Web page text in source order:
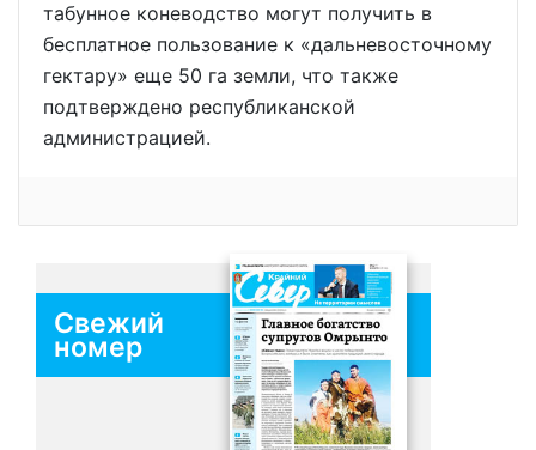
табунное коневодство могут получить в
бесплатное пользование к «дальневосточному
гектару» еще 50 га земли, что также
подтверждено республиканской
администрацией.
Свежий
номер